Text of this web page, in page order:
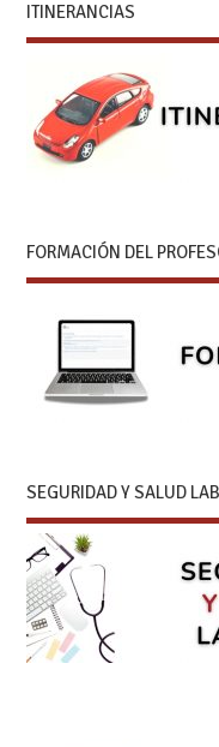
ITINERANCIAS
FORMACIÓN DEL
SEGURIDAD Y SALUD